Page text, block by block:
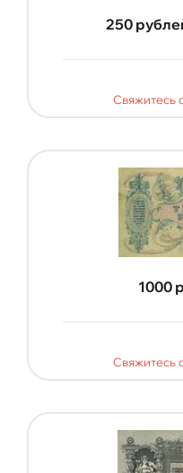
250
Свяжитесь
1000
Свяжитесь